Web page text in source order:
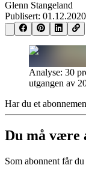
Glenn Stangeland
Publisert:
Analyse: 30
utgangen av
Har du et
Du må være
Som abonnent får